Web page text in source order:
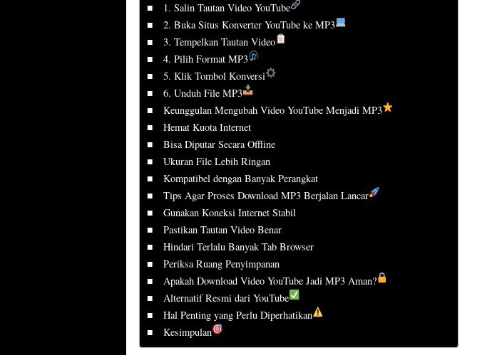
1. Salin Tautan Video YouTube
2. Buka Situs Konverter YouTube ke MP3
3. Tempelkan Tautan Video
4. Pilih Format MP3
5. Klik Tombol Konversi
6. Unduh File MP3
Keunggulan Mengubah Video YouTube Menjadi MP3
Hemat Kuota Internet
Bisa Diputar Secara Offline
Ukuran File Lebih Ringan
Kompatibel dengan Banyak Perangkat
Tips Agar Proses Download MP3 Berjalan Lancar
Gunakan Koneksi Internet Stabil
Pastikan Tautan Video Benar
Hindari Terlalu Banyak Tab Browser
Periksa Ruang Penyimpanan
Apakah Download Video YouTube Jadi MP3 Aman?
Alternatif Resmi dari YouTube
Hal Penting yang Perlu Diperhatikan
Kesimpulan